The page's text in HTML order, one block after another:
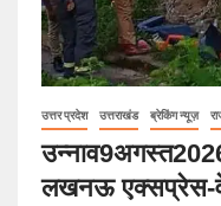
उत्तर प्रदेश उत्तराखंड ब्रेकिंग न्यूज़
लखनऊ एक्सप्रेस-वे